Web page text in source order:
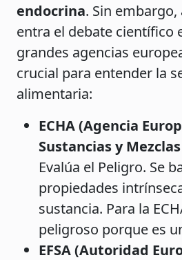
endocrina. Sin
entra el debate científico
grandes agencias
crucial para entender la
alimentaria:
ECHA (Agencia
Sustancias y
Evalúa el Peligro. Se
propiedades
sustancia. Para la
peligroso porque es
EFSA (Autoridad